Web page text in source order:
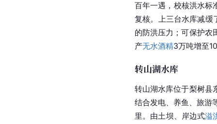
百年一遇，校核洪水标
复核。上三台水库减缓
的防洪压力；可保护农
产无水酒精3万吨增至
转山湖水库
转山湖水库位于梨树县
结合发电、养鱼、旅游
里。由土坝、岸边式溢